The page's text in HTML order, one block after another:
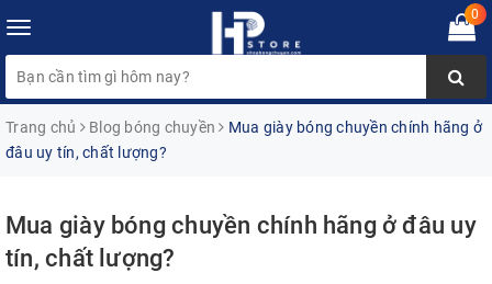
Toggle
navigation
0
Trang chủ Blog bóng chuyền
Mua giày bóng chuyền chính hãng ở
đâu uy tín, chất lượng?
Mua giày bóng chuyền chính hãng ở đâu uy
tín, chất lượng?